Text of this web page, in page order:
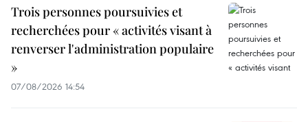
Trois personnes poursuivies et
recherchées pour « activités visant à
renverser l'administration populaire
»
07/08/2026 14:54